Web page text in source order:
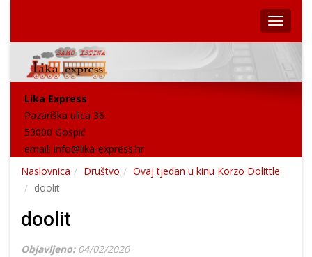
Lika Express
Pazariška ulica 36
53000 Gospić
email: info@lika-express.hr
Naslovnica
Društvo
Ovaj tjedan u kinu Korzo Dolittle
doolit
doolit
Objavljeno: 04/02/2020